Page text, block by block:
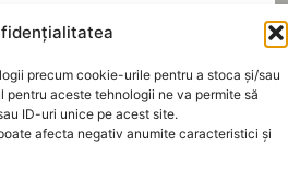
precum cookie-urile pentru a stoca și/sau
aceste tehnologii ne va permite să
ID-uri unice pe acest site.
afecta negativ anumite caracteristici și
în cap”.
lucrurile nu
coaliţie nu e
acum să
că